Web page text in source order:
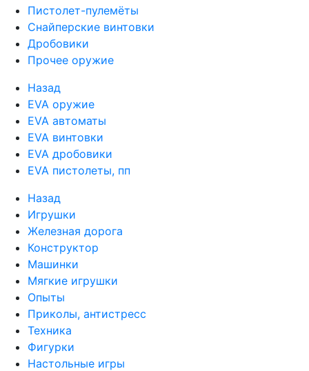
Пистолет-пулемёты
Снайперские винтовки
Дробовики
Прочее оружие
Назад
EVA оружие
EVA автоматы
EVA винтовки
EVA дробовики
EVA пистолеты, пп
Назад
Игрушки
Железная дорога
Конструктор
Машинки
Мягкие игрушки
Опыты
Приколы, антистресс
Техника
Фигурки
Настольные игры